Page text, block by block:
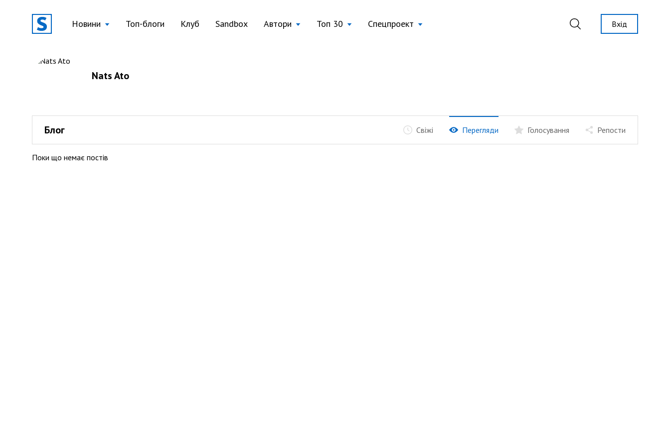
Новини Топ-блоги Клуб Sandbox Автори Топ 30 Спецпроект Вхід
Nats Ato
Блог Свіжі Перегляди Голосування Репости
Поки що немає постів